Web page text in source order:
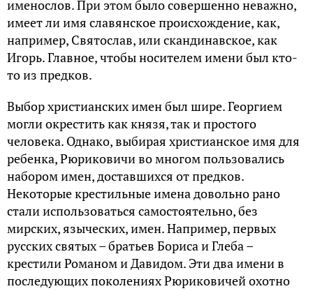
именослов. При этом было совершенно неважно,
имеет ли имя славянское происхождение, как,
например, Святослав, или скандинавское, как
Игорь. Главное, чтобы носителем имени был кто-
то из предков.
Выбор христианских имен был шире. Георгием
могли окрестить как князя, так и простого
человека. Однако, выбирая христианское имя для
ребенка, Рюриковичи во многом пользовались
набором имен, доставшихся от предков.
Некоторые крестильные имена довольно рано
стали использоваться самостоятельно, без
мирских, языческих, имен. Например, первых
русских святых – братьев Бориса и Глеба –
крестили Романом и Давидом. Эти два имени в
последующих поколениях Рюриковичей охотно